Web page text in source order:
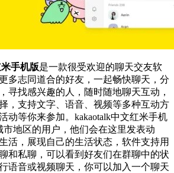
手机版是一款很受欢迎的聊天交友软
多志同道合的好友，一起畅快聊天，分
寻找感兴趣的人，随时随地聊天互动，
，支持文字、语音、视频等多种互动方
动等你来参加。kakaotalk中文红米手机
市地区的用户，他们会在这里发表动
活，展现自己的生活状态，软件支持用
和私聊，可以看到好友们在群聊中的状
语音或视频聊天，你可以加入一个聊天